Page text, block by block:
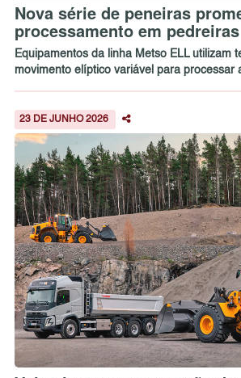
Nova série de peneiras
processamento em pedreiras
Equipamentos da linha Metso ELL utilizam
movimento elíptico variável para processar
23 DE JUNHO 2026